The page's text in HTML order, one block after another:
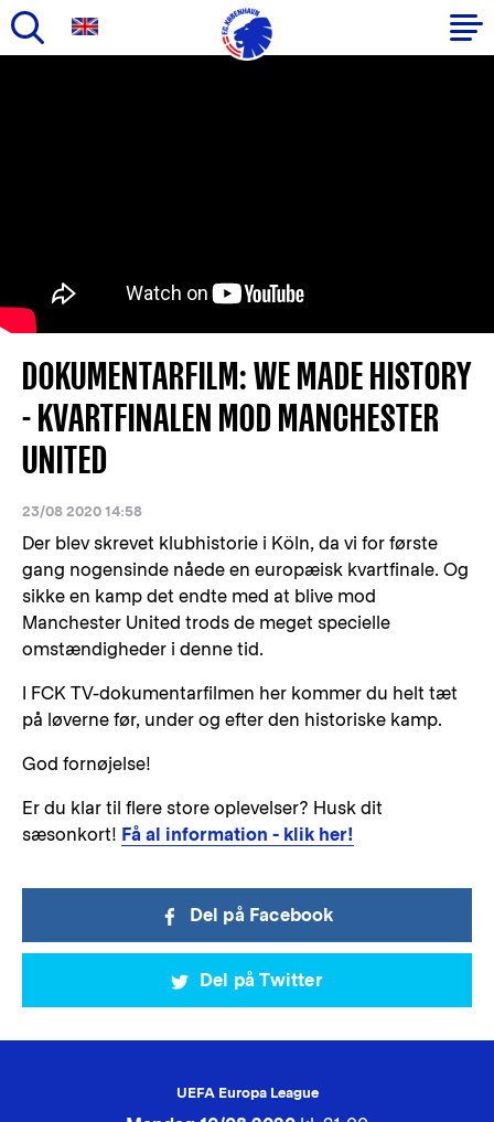
DOKUMENTARFILM: WE MADE HISTORY
- KVARTFINALEN MOD MANCHESTER
UNITED
23/08 2020 14:58
Der blev skrevet klubhistorie i Köln, da vi for første
gang nogensinde nåede en europæisk kvartfinale. Og
sikke en kamp det endte med at blive mod
Manchester United trods de meget specielle
omstændigheder i denne tid.
I FCK TV-dokumentarfilmen her kommer du helt tæt
på løverne før, under og efter den historiske kamp.
God fornøjelse!
Er du klar til flere store oplevelser? Husk dit
sæsonkort! Få al information - klik her!
Del på Facebook
Del på Twitter
UEFA Europa League